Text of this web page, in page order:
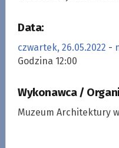
Data:
czwartek, 26.05.2022 -
Godzina 12:00
Wykonawca /
Muzeum Architektury